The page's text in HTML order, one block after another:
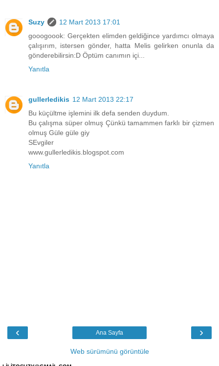
Suzy
12 Mart 2013 17:01
gooogoook: Gerçekten elimden geldiğince yardımcı olmaya
çalışırım, istersen gönder, hatta Melis gelirken onunla da
gönderebilirsin:D Öptüm canımın içi...
Yanıtla
gullerledikis 12 Mart 2013 22:17
Bu küçültme işlemini ilk defa senden duydum.
Bu çalışma süper olmuş Çünkü tamammen farklı bir çizmen
olmuş Güle güle giy
SEvgiler
www.gullerledikis.blogspot.com
Yanıtla
‹ ›
Ana Sayfa
Web sürümünü görüntüle